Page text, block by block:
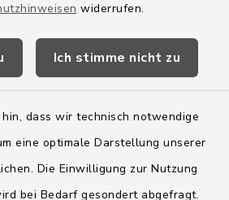
widerrufen.
Ich stimme nicht zu
dass wir technisch notwendige
eine optimale Darstellung unserer
Die Einwilligung zur Nutzung
bei Bedarf gesondert abgefragt.